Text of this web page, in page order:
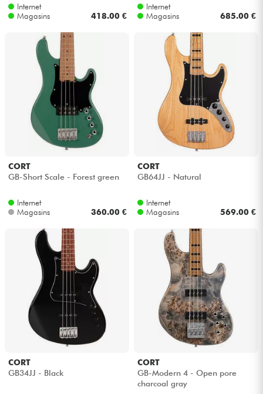
Internet
Magasins
418.00 €
Internet
Magasins
685.00 €
CORT
GB-Short Scale - Forest green
Internet
Magasins
360.00 €
CORT
GB64JJ - Natural
Internet
Magasins
569.00 €
CORT
GB34JJ - Black
CORT
GB-Modern 4 - Open pore
charcoal gray